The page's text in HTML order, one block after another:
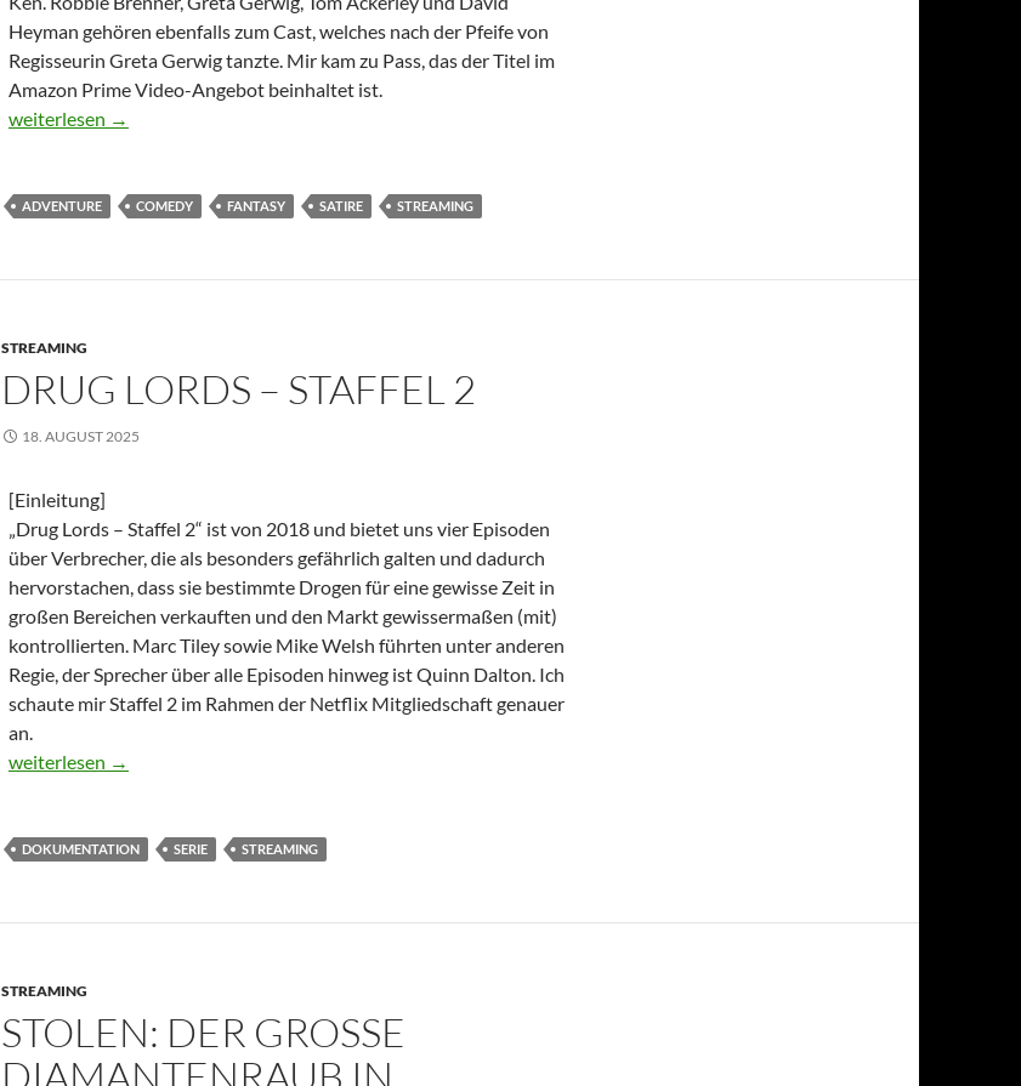
Heyman gehören ebenfalls zum Cast, welches nach der Pfeife von
Regisseurin Greta Gerwig tanzte. Mir kam zu Pass, das der Titel im
Amazon Prime Video-Angebot beinhaltet ist.
Barbie
weiterlesen →
ADVENTURE COMEDY FANTASY SATIRE STREAMING
STREAMING
DRUG LORDS – STAFFEL 2
18. AUGUST 2025
[Einleitung]
„Drug Lords – Staffel 2“ ist von 2018 und bietet uns vier Episoden
über Verbrecher, die als besonders gefährlich galten und dadurch
hervorstachen, dass sie bestimmte Drogen für eine gewisse Zeit in
großen Bereichen verkauften und den Markt gewissermaßen (mit)
kontrollierten. Marc Tiley sowie Mike Welsh führten unter anderen
Regie, der Sprecher über alle Episoden hinweg ist Quinn Dalton. Ich
schaute mir Staffel 2 im Rahmen der Netflix Mitgliedschaft genauer
an.
Drug Lords – Staffel 2
weiterlesen →
DOKUMENTATION SERIE STREAMING
STREAMING
STOLEN: DER GROSSE D
IAMANTENRAUB IN A